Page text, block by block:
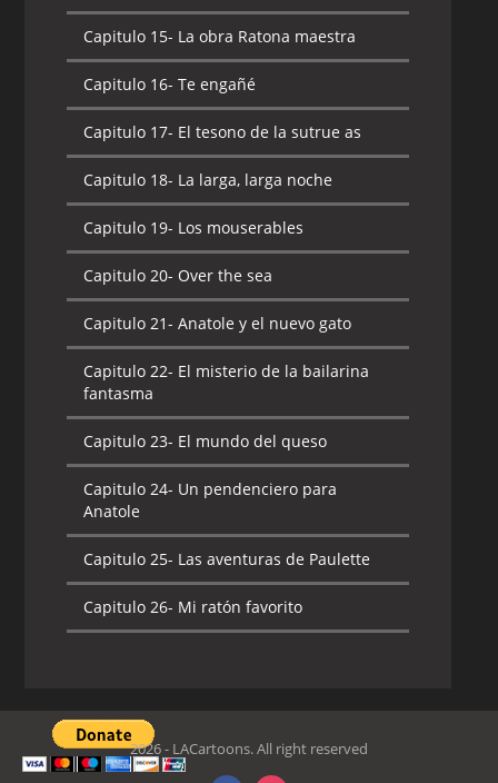
Capitulo 15- La obra Ratona maestra
Capitulo 16- Te engañé
Capitulo 17- El tesono de la sutrue as
Capitulo 18- La larga, larga noche
Capitulo 19- Los mouserables
Capitulo 20- Over the sea
Capitulo 21- Anatole y el nuevo gato
Capitulo 22- El misterio de la bailarina
fantasma
Capitulo 23- El mundo del queso
Capitulo 24- Un pendenciero para
Anatole
Capitulo 25- Las aventuras de Paulette
Capitulo 26- Mi ratón favorito
2026 - LACartoons. All right reserved